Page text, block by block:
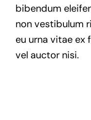
bibendum
non vestibulum
eu urna vitae ex
vel auctor nisi.